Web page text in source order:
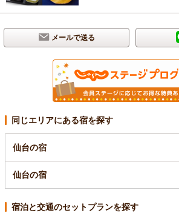
メールで送る
同じエリアにある宿を探す
仙台の宿
仙台の宿
宿泊と交通のセットプランを探す